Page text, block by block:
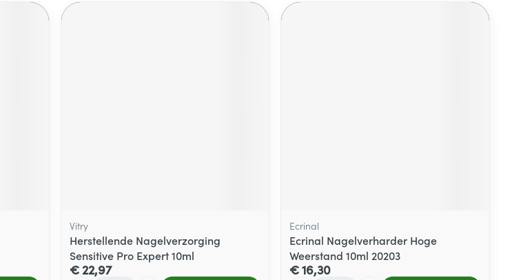
Vitry
Herstellende Nagelverzorging
Sensitive Pro Expert 10ml
€ 22,97
Ecrinal
Ecrinal Nagelverharder Hoge
Weerstand 10ml 20203
€ 16,30